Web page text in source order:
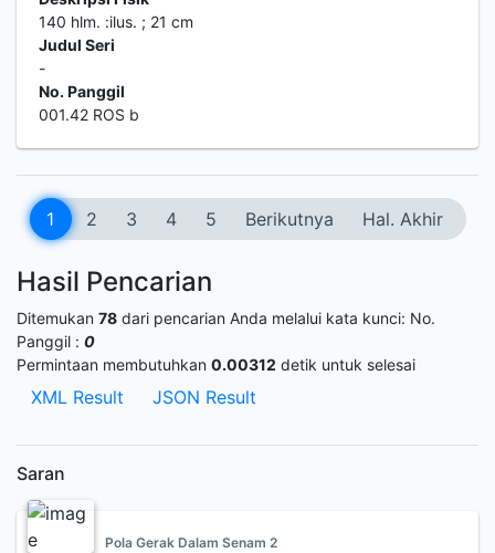
140 hlm. :ilus. ; 21 cm
Judul Seri
-
No. Panggil
001.42 ROS b
1 2 3 4 5 Berikutnya Hal. Akhir
Hasil Pencarian
Ditemukan 78 dari pencarian Anda melalui kata kunci: No.
Panggil : 0
Permintaan membutuhkan 0.00312 detik untuk selesai
XML Result JSON Result
Saran
Pola Gerak Dalam Senam 2